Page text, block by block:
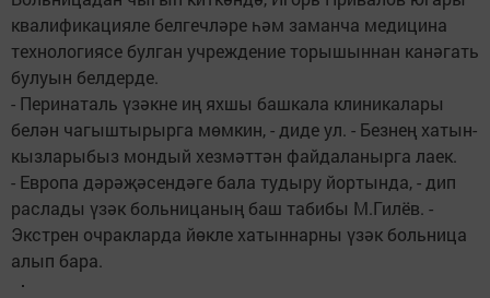
квалификацияле белгечләре һәм заманча медицина
технологиясе булган учреждение торышыннан канәгать
булуын белдерде.
- Перинаталь үзәкне иң яхшы башкала клиникалары
белән чагыштырырга мөмкин, - диде ул. - Безнең хатын-
кызларыбыз мондый хезмәттән файдаланырга лаек.
- Европа дәрәҗәсендәге бала тудыру йортында, - дип
раслады үзәк больницаның баш табибы М.Гилёв. -
Экстрен очракларда йөкле хатыннарны үзәк больница
алып бара.